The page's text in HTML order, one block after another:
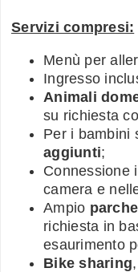
Servizi compresi:
Menù per
Ingresso
Animali
su richiesta
Per i bambini
aggiunti;
Connessione
camera e
Ampio
richiesta in
esaurimento
Bike sharing